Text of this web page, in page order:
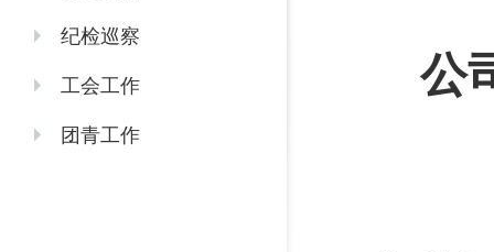
纪检巡察
工会工作
团青工作
公